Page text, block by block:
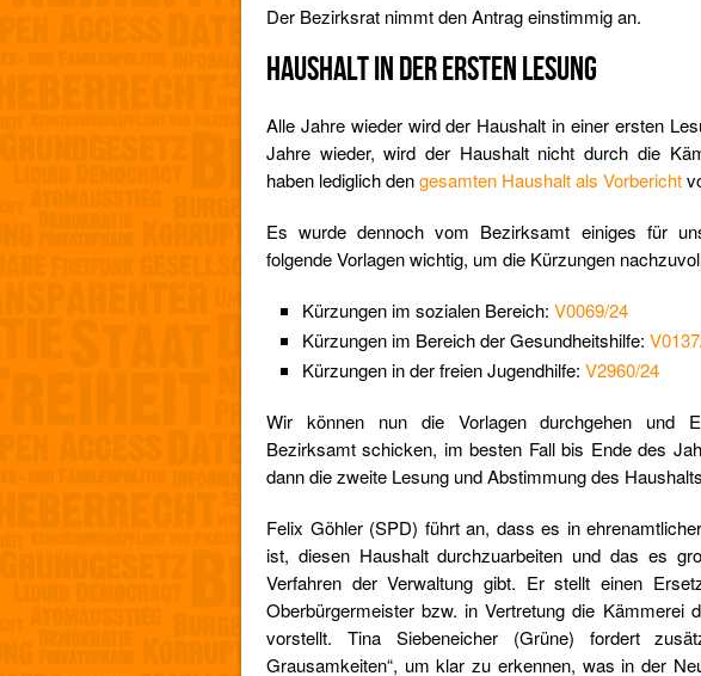
Der Bezirksrat nimmt den Antrag einstimmig an.
HAUSHALT IN DER ERSTEN LESUNG
Alle Jahre wieder wird der Haushalt in einer ersten
Jahre wieder, wird der Haushalt nicht durch die
haben lediglich dengesamten Haushalt als Vorbericht
Es wurde dennoch vom Bezirksamt einiges für
folgende Vorlagen wichtig, um die Kürzungen
Kürzungen im sozialen Bereich: V0069/24
Kürzungen im Bereich der Gesundheitshilfe:
Kürzungen in der freien Jugendhilfe: V2960/24
Wir können nun die Vorlagen durchgehen und
Bezirksamt schicken, im besten Fall bis Ende des
dann die zweite Lesung und Abstimmung des
Felix Göhler (SPD) führt an, dass es in
ist, diesen Haushalt durchzuarbeiten und das es
Verfahren der Verwaltung gibt. Er stellt einen
Oberbürgermeister bzw. in Vertretung die Kämmerei
vorstellt. Tina Siebeneicher (Grüne) fordert
Grausamkeiten“, um klar zu erkennen, was in der